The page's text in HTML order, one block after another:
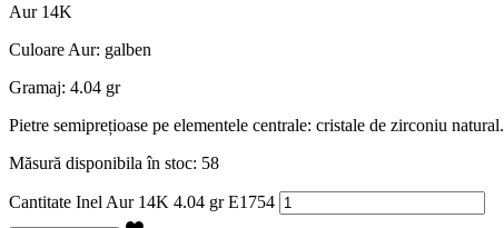
Aur 14K
Culoare Aur: galben
Gramaj: 4.04 gr
Pietre semiprețioase pe elementele centrale: cristale de zirconiu natural.
Măsură disponibila în stoc: 58
Cantitate Inel Aur 14K 4.04 gr E1754